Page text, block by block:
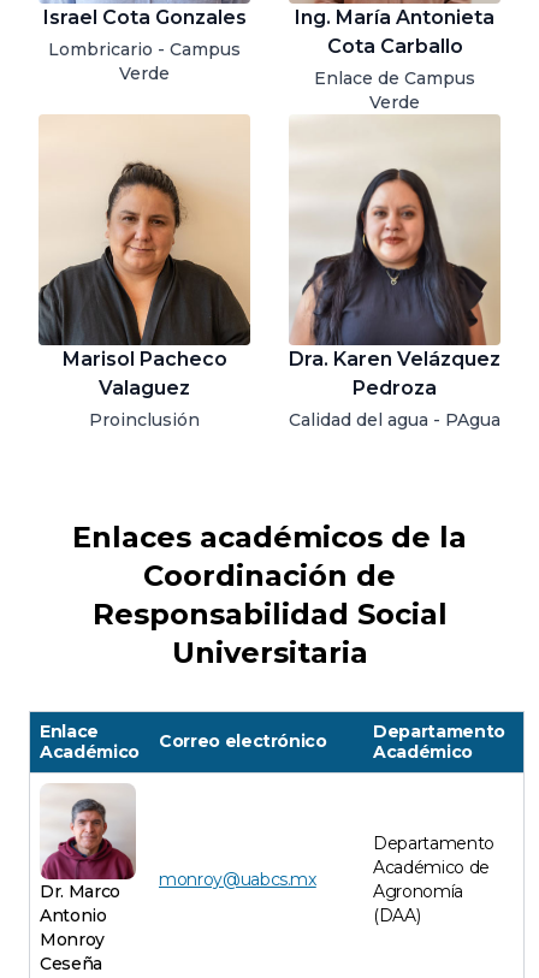
Israel Cota Gonzales
Lombricario - Campus
Verde
Ing. María Antonieta
Cota Carballo
Enlace de Campus
Verde
Marisol Pacheco
Valaguez
Proinclusión
Dra. Karen Velázquez
Pedroza
Calidad del agua - PAgua
Enlaces académicos de la
Coordinación de
Responsabilidad Social
Universitaria
Enlace
Académico
Correo electrónico
Departamento
Académico
Dr. Marco
Antonio
Monroy
Ceseña
monroy@uabcs.mx
Departamento
Académico de
Agronomía
(DAA)